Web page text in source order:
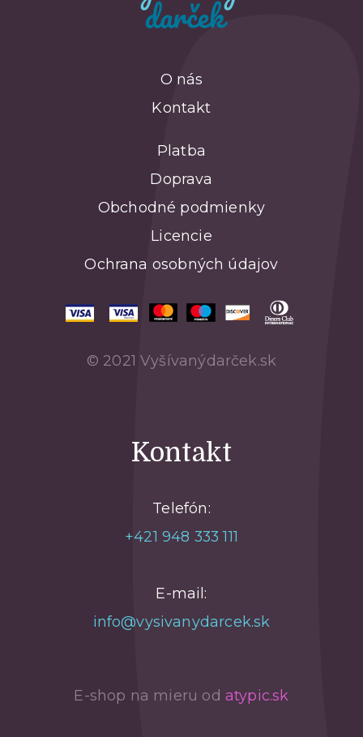
O nás
Kontakt
Platba
Doprava
Obchodné podmienky
Licencie
Ochrana osobných údajov
© 2021 Vyšívanýdarček.sk
Kontakt
Telefón:
+421 948 333 111
E-mail:
info@vysivanydarcek.sk
E-shop na mieru od atypic.sk